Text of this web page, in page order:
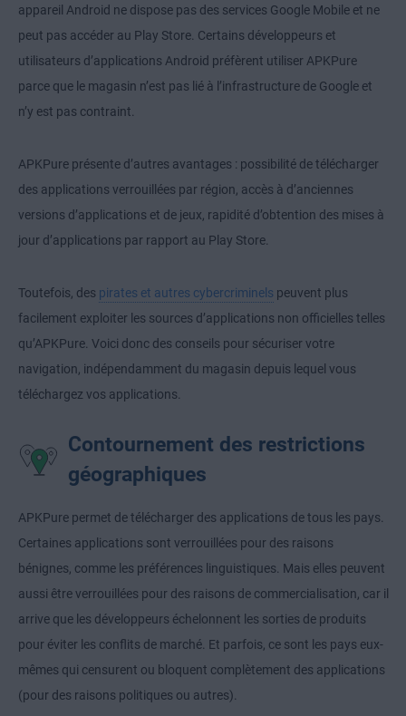
appareil Android ne dispose pas des services Google Mobile et ne
peut pas accéder au Play Store. Certains développeurs et
utilisateurs d’applications Android préfèrent utiliser APKPure
parce que le magasin n’est pas lié à l’infrastructure de Google et
n’y est pas contraint.
APKPure présente d’autres avantages : possibilité de télécharger
des applications verrouillées par région, accès à d’anciennes
versions d’applications et de jeux, rapidité d’obtention des mises à
jour d’applications par rapport au Play Store.
Toutefois, des pirates et autres cybercriminels peuvent plus
facilement exploiter les sources d’applications non officielles telles
qu’APKPure. Voici donc des conseils pour sécuriser votre
navigation, indépendamment du magasin depuis lequel vous
téléchargez vos applications.
Contournement des restrictions
géographiques
APKPure permet de télécharger des applications de tous les pays.
Certaines applications sont verrouillées pour des raisons
bénignes, comme les préférences linguistiques. Mais elles peuvent
aussi être verrouillées pour des raisons de commercialisation, car il
arrive que les développeurs échelonnent les sorties de produits
pour éviter les conflits de marché. Et parfois, ce sont les pays eux-
mêmes qui censurent ou bloquent complètement des applications
(pour des raisons politiques ou autres).